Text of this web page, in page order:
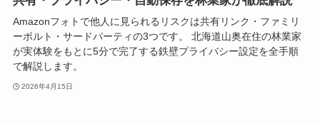
Amazonフォトで他人に見られるリスクは共有リンク・ファミリ
ーボルト・サードパーティの3つです。 北海道山奥在住の林業家
が実体験をもとに5分で完了する鉄壁プライバシー設定を全手順
で解説します。
2026年4月15日